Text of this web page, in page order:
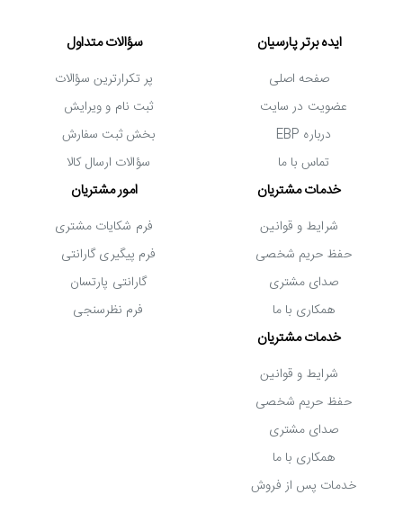
ایده برتر پارسیان
صفحه اصلی
عضویت در سایت
درباره EBP
تماس با ما
سؤالات متداول
پر تکرارترین سؤالات
ثبت نام و ویرایش
بخش ثبت سفارش
سؤالات ارسال کالا
خدمات مشتریان
شرایط و قوانین
حفظ حریم شخصی
صدای مشتری
همکاری با ما
امور مشتریان
فرم شکایات مشتری
فرم پیگیری گارانتی
گارانتی پارتسان
فرم نظرسنجی
خدمات مشتریان
شرایط و قوانین
حفظ حریم شخصی
صدای مشتری
همکاری با ما
خدمات پس از فروش